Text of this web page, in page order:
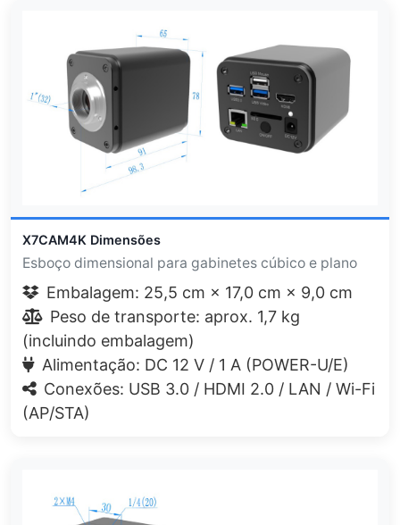
X7CAM4K Dimensões
Esboço dimensional para gabinetes cúbico e plano
Embalagem: 25,5 cm × 17,0 cm × 9,0 cm
Peso de transporte: aprox. 1,7 kg
(incluindo embalagem)
Alimentação: DC 12 V / 1 A (POWER-U/E)
Conexões: USB 3.0 / HDMI 2.0 / LAN / Wi-Fi
(AP/STA)